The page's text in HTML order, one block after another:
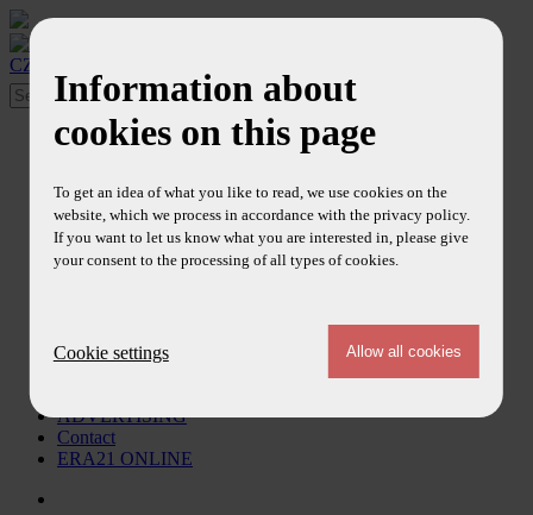
CZ
About
Editorial Board
References
Contents
Articles
News
ADVERTISING
Contact
ERA21 ONLINE
Information about
cookies on this page
To get an idea of what you like to read, we use cookies on the
website, which we process in accordance with the privacy policy.
If you want to let us know what you are interested in, please give
your consent to the processing of all types of cookies.
Cookie settings